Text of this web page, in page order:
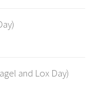
and Lox Day)